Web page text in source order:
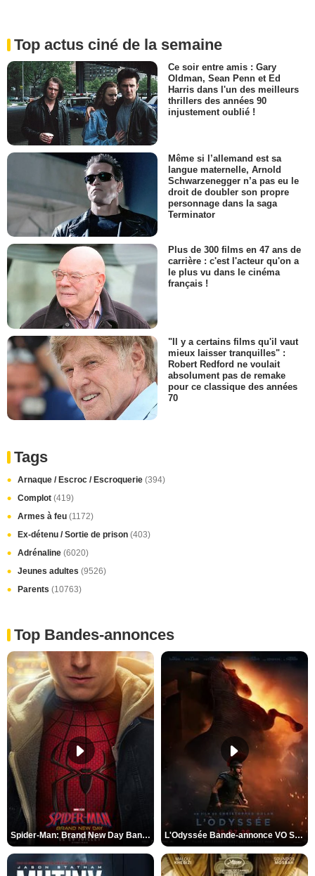
Top actus ciné de la semaine
Ce soir entre amis : Gary
Oldman, Sean Penn et Ed
Harris dans l'un des meilleurs
thrillers des années 90
injustement oublié !
Même si l’allemand est sa
langue maternelle, Arnold
Schwarzenegger n’a pas eu le
droit de doubler son propre
personnage dans la saga
Terminator
Plus de 300 films en 47 ans de
carrière : c'est l'acteur qu'on a
le plus vu dans le cinéma
français !
"Il y a certains films qu'il vaut
mieux laisser tranquilles" :
Robert Redford ne voulait
absolument pas de remake
pour ce classique des années
70
Tags
Arnaque / Escroc / Escroquerie (394)
Complot (419)
Armes à feu (1172)
Ex-détenu / Sortie de prison (403)
Adrénaline (6020)
Jeunes adultes (9526)
Parents (10763)
Top Bandes-annonces
Spider-Man: Brand New Day Bande-annonce VO STFR L'Odyssée Bande-annonce VO STFR